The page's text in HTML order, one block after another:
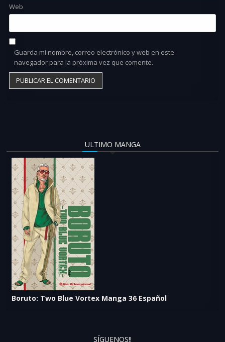
Web
Guarda mi nombre, correo electrónico y web en este
navegador para la próxima vez que comente.
ULTIMO MANGA
Boruto: Two Blue Vortex Manga 36 Español
SÍGUENOS!!